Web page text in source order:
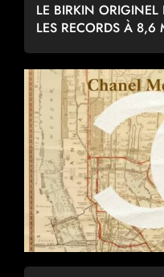
LE BIRKIN ORIGINEL
LES RECORDS À 8,6